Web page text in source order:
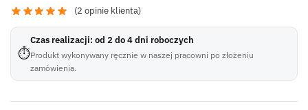
(2 opinie klienta)
⏱
Czas realizacji: od 2 do 4 dni roboczych
Produkt wykonywany ręcznie w naszej pracowni po złożeniu
zamówienia.